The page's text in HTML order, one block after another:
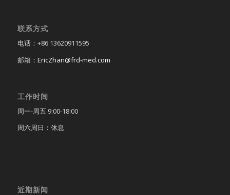
联系方式
电话：+86 13620911595
邮箱： EricZhan@frd-med.com
工作时间
周一-周五 9:00-18:00
周六周日：休息
近期新闻